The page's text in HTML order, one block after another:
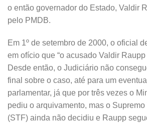
o então governador do Estado, Valdir
pelo PMDB.
Em 1º de setembro de 2000, o oficial
em ofício que “o acusado Valdir
Desde então, o Judiciário não
final sobre o caso, até para um
parlamentar, já que por três vezes o
pediu o arquivamento, mas o Supremo
(STF) ainda não decidiu e Raupp